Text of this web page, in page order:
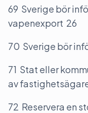
69 Sverige bör
vapenexport 26
70 Sverige bör
71 Stat eller
av
72 Reservera en